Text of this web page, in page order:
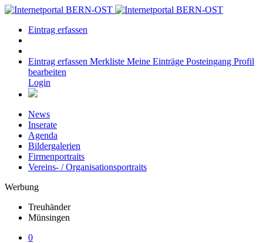
Eintrag erfassen
Eintrag erfassen Merkliste Meine Einträge Posteingang Profil
bearbeiten
Login
News
Inserate
Agenda
Bildergalerien
Firmenportraits
Vereins- / Organisationsportraits
Werbung
Treuhänder
Münsingen
0